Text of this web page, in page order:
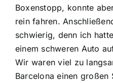
Boxenstopp, konnte
rein fahren.
schwierig, denn ich
einem schweren Auto
Wir waren viel zu
Barcelona einen großen